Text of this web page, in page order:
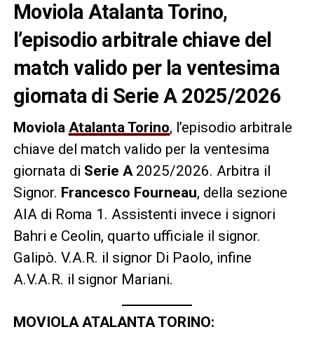
Moviola Atalanta Torino,
l’episodio arbitrale chiave del
match valido per la ventesima
giornata di Serie A 2025/2026
Moviola Atalanta Torino, l’episodio arbitrale
chiave del match valido per la ventesima
giornata di Serie A 2025/2026. Arbitra il
Signor. Francesco Fourneau, della sezione
AIA di Roma 1. Assistenti invece i signori
Bahri e Ceolin, quarto ufficiale il signor.
Galipò. V.A.R. il signor Di Paolo, infine
A.V.A.R. il signor Mariani.
MOVIOLA ATALANTA TORINO: